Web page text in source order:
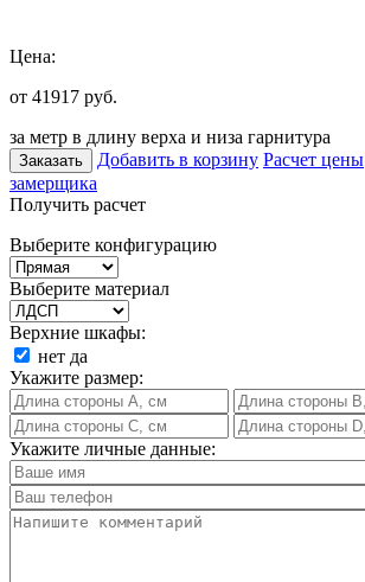
Цена:
от 41917 руб.
за метр в длину верха и низа гарнитура
Заказать Добавить в корзину Расчет цены
замерщика
Получить расчет
Выберите конфигурацию
Выберите материал
Верхние шкафы:
нет да
Укажите размер:
Укажите личные данные: